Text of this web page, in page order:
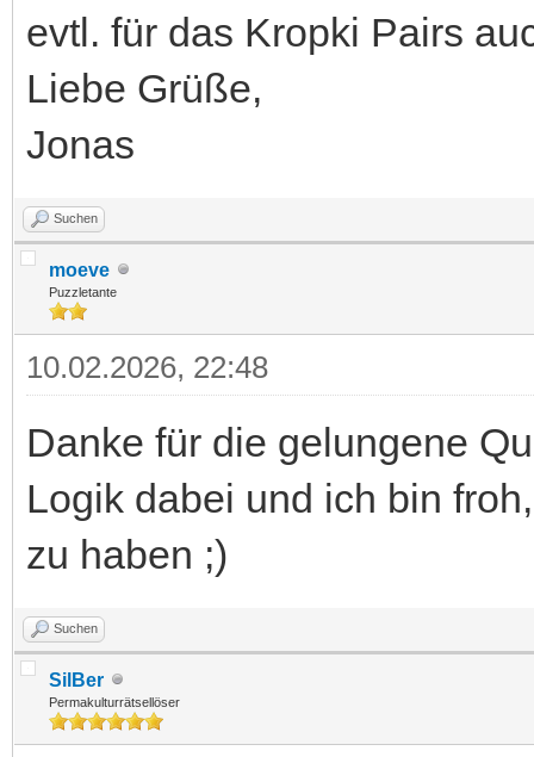
evtl. für das Kropki Pairs
Liebe Grüße,
Jonas
Suchen
moeve
Puzzletante
10.02.2026, 22:48
Danke für die gelungene
Logik dabei und ich bin
zu haben ;)
Suchen
SilBer
Permakulturrätsellöser